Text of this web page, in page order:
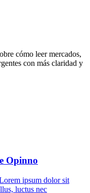
cómo leer mercados,
con más claridad y
Opinno
ipsum dolor sit
luctus nec